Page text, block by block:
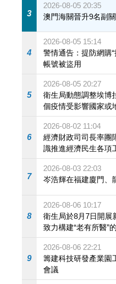
3
2026-08-05 20:35
澳門海關晉升9名副
4
2026-08-05 15:14
警情通告：提防網購
帳號被盜用
5
2026-08-05 20:27
衛生局動態調整埃博
個疫情受影響國家或
施
6
2026-08-02 11:04
經濟財政司司長率團
識推進經濟民生各項
7
2026-08-03 22:03
岑浩輝在福建廈門、
8
2026-08-06 10:17
衛生局於8月7日開展
致力構建“老有所醫”
9
2026-08-06 22:21
籌建科技研發產業園
會議